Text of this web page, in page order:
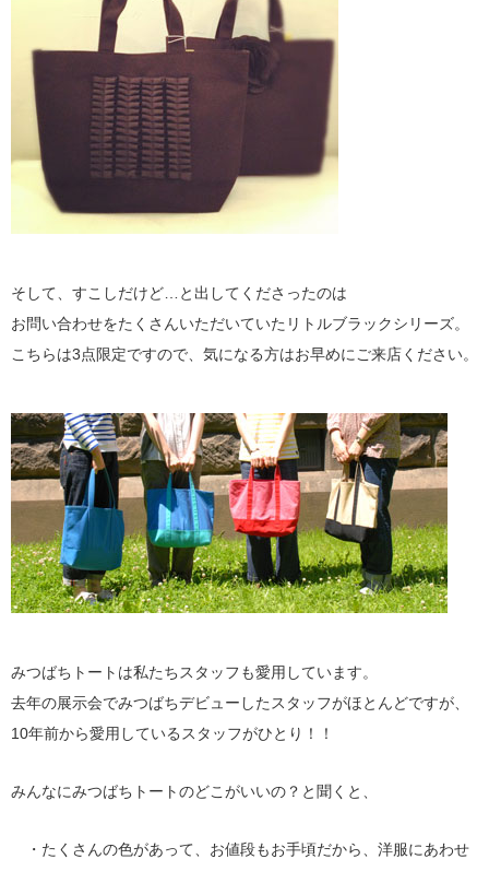
そして、すこしだけど…と出してくださったのは
お問い合わせをたくさんいただいていたリトルブラックシリーズ。
こちらは3点限定ですので、気になる方はお早めにご来店ください。
みつばちトートは私たちスタッフも愛用しています。
去年の展示会でみつばちデビューしたスタッフがほとんどですが、
10年前から愛用しているスタッフがひとり！！
みんなにみつばちトートのどこがいいの？と聞くと、
・たくさんの色があって、お値段もお手頃だから、洋服にあわせ